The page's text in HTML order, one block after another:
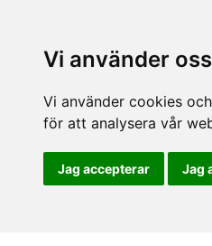
Vi använder
Vi använder cookies
för att analysera vår
Jag accepterar Jag